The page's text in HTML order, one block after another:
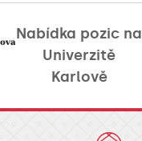
Nabídka pozic na
Univerzitě
Karlově